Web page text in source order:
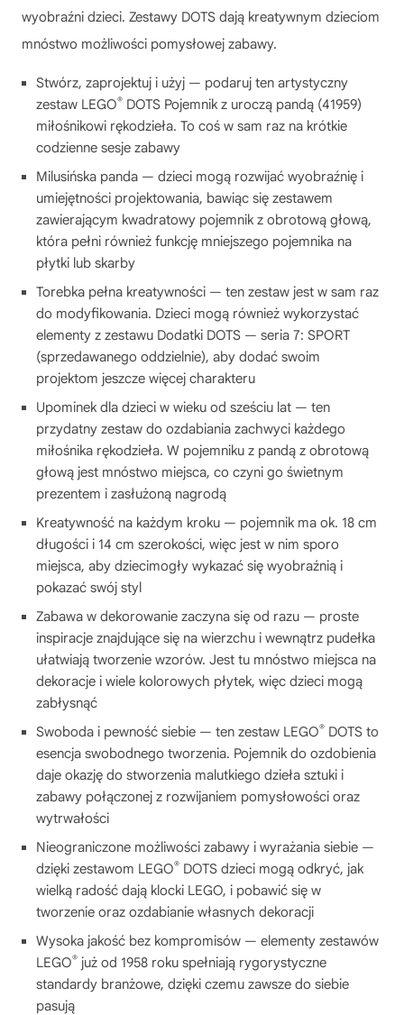
wyobraźni dzieci. Zestawy DOTS dają kreatywnym dzieciom
mnóstwo możliwości pomysłowej zabawy.
Stwórz, zaprojektuj i użyj — podaruj ten artystyczny
zestaw LEGO® DOTS Pojemnik z uroczą pandą (41959)
miłośnikowi rękodzieła. To coś w sam raz na krótkie
codzienne sesje zabawy
Milusińska panda — dzieci mogą rozwijać wyobraźnię i
umiejętności projektowania, bawiąc się zestawem
zawierającym kwadratowy pojemnik z obrotową głową,
która pełni również funkcję mniejszego pojemnika na
płytki lub skarby
Torebka pełna kreatywności — ten zestaw jest w sam raz
do modyfikowania. Dzieci mogą również wykorzystać
elementy z zestawu Dodatki DOTS — seria 7: SPORT
(sprzedawanego oddzielnie), aby dodać swoim
projektom jeszcze więcej charakteru
Upominek dla dzieci w wieku od sześciu lat — ten
przydatny zestaw do ozdabiania zachwyci każdego
miłośnika rękodzieła. W pojemniku z pandą z obrotową
głową jest mnóstwo miejsca, co czyni go świetnym
prezentem i zasłużoną nagrodą
Kreatywność na każdym kroku — pojemnik ma ok. 18 cm
długości i 14 cm szerokości, więc jest w nim sporo
miejsca, aby dziecimogły wykazać się wyobraźnią i
pokazać swój styl
Zabawa w dekorowanie zaczyna się od razu — proste
inspiracje znajdujące się na wierzchu i wewnątrz pudełka
ułatwiają tworzenie wzorów. Jest tu mnóstwo miejsca na
dekoracje i wiele kolorowych płytek, więc dzieci mogą
zabłysnąć
Swoboda i pewność siebie — ten zestaw LEGO® DOTS to
esencja swobodnego tworzenia. Pojemnik do ozdobienia
daje okazję do stworzenia malutkiego dzieła sztuki i
zabawy połączonej z rozwijaniem pomysłowości oraz
wytrwałości
Nieograniczone możliwości zabawy i wyrażania siebie —
dzięki zestawom LEGO® DOTS dzieci mogą odkryć, jak
wielką radość dają klocki LEGO, i pobawić się w
tworzenie oraz ozdabianie własnych dekoracji
Wysoka jakość bez kompromisów — elementy zestawów
LEGO® już od 1958 roku spełniają rygorystyczne
standardy branżowe, dzięki czemu zawsze do siebie
pasują